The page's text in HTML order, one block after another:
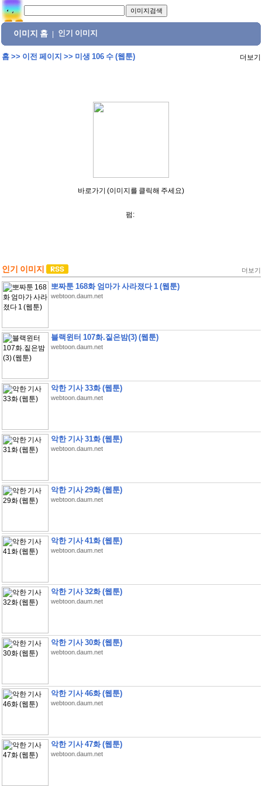
이미지 홈 인기 이미지
홈>> 이전 페이지 >> 미생 106 수 (웹툰) 더보기
바로가기 (이미지를 클릭해 주세요)
펌:
인기 이미지 더보기
뽀짜툰 168화 엄마가 사라졌다 1 (웹툰)
webtoon.daum.net
블랙윈터 107화.짙은밤(3) (웹툰)
webtoon.daum.net
악한 기사 33화 (웹툰)
webtoon.daum.net
악한 기사 31화 (웹툰)
webtoon.daum.net
악한 기사 29화 (웹툰)
webtoon.daum.net
악한 기사 41화 (웹툰)
webtoon.daum.net
악한 기사 32화 (웹툰)
webtoon.daum.net
악한 기사 30화 (웹툰)
webtoon.daum.net
악한 기사 46화 (웹툰)
webtoon.daum.net
악한 기사 47화 (웹툰)
webtoon.daum.net